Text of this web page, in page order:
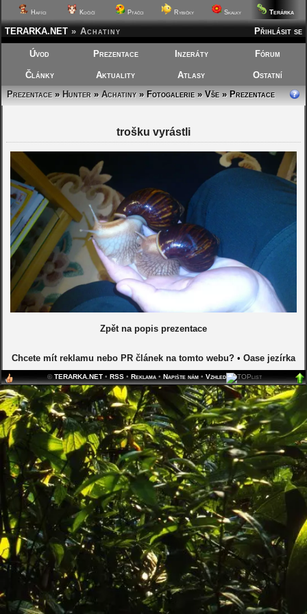
Hafíci Kočičí Ptáčci Rybičky Skalky Terárka
Přihlásit se
TERARKA.NET » Achatiny
Úvod Prezentace Inzeráty Fórum
Články Aktuality Atlasy
Ostatní
Prezentace»Hunter»Achatiny»Fotogalerie » Vše » Prezentace
trošku vyrástli
Zpět na popis prezentace
Chcete mít reklamu nebo PR článek na tomto webu?• Oase jezírka
©TERARKA.NET• RSS• Reklama• Napište nám• Vzhled